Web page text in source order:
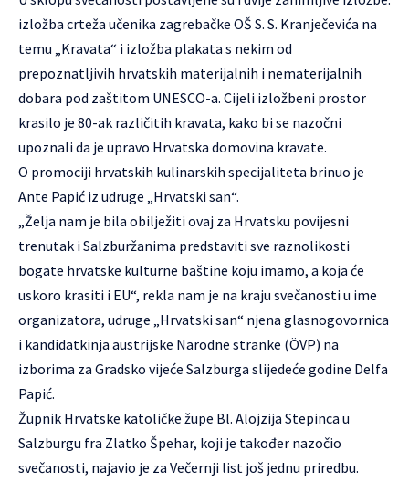
izložba crteža učenika zagrebačke OŠ S. S. Kranječevića na
temu „Kravata“ i izložba plakata s nekim od
prepoznatljivih hrvatskih materijalnih i nematerijalnih
dobara pod zaštitom UNESCO-a. Cijeli izložbeni prostor
krasilo je 80-ak različitih kravata, kako bi se nazočni
upoznali da je upravo Hrvatska domovina kravate.
O promociji hrvatskih kulinarskih specijaliteta brinuo je
Ante Papić iz udruge „Hrvatski san“.
„Želja nam je bila obilježiti ovaj za Hrvatsku povijesni
trenutak i Salzburžanima predstaviti sve raznolikosti
bogate hrvatske kulturne baštine koju imamo, a koja će
uskoro krasiti i EU“, rekla nam je na kraju svečanosti u ime
organizatora, udruge „Hrvatski san“ njena glasnogovornica
i kandidatkinja austrijske Narodne stranke (ÖVP) na
izborima za Gradsko vijeće Salzburga slijedeće godine Delfa
Papić.
Župnik Hrvatske katoličke župe Bl. Alojzija Stepinca u
Salzburgu fra Zlatko Špehar, koji je također nazočio
svečanosti, najavio je za Večernji list još jednu priredbu.